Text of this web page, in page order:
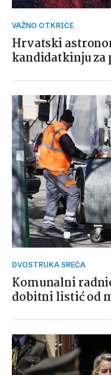
VAŽNO OTKRIĆE
Hrvatski
kandidatkinju
DVOSTRUKA SREĆA
Komunalni
dobitni listić od